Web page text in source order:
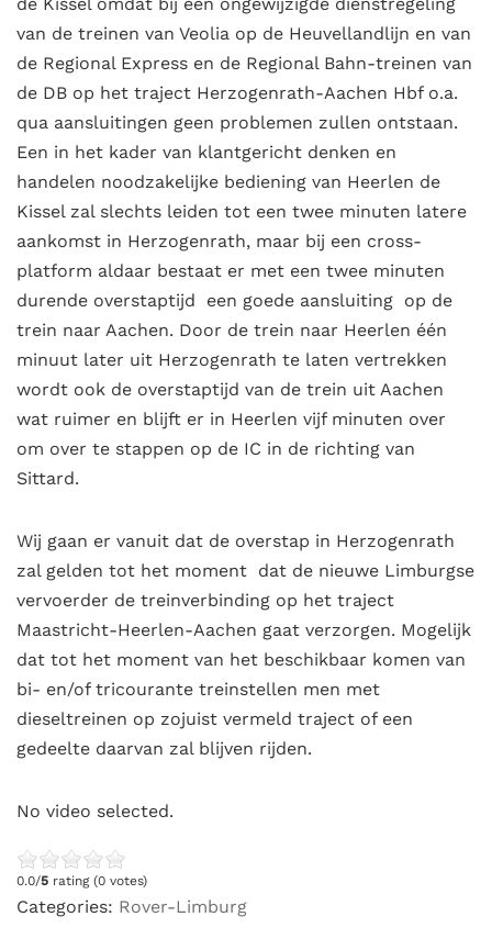
van de treinen van Veolia op de Heuvellandlijn en van
de Regional Express en de Regional Bahn-treinen van
de DB op het traject Herzogenrath-Aachen Hbf o.a.
qua aansluitingen geen problemen zullen ontstaan.
Een in het kader van klantgericht denken en
handelen noodzakelijke bediening van Heerlen de
Kissel zal slechts leiden tot een twee minuten latere
aankomst in Herzogenrath, maar bij een cross-
platform aldaar bestaat er met een twee minuten
durende overstaptijd een goede aansluiting op de
trein naar Aachen. Door de trein naar Heerlen één
minuut later uit Herzogenrath te laten vertrekken
wordt ook de overstaptijd van de trein uit Aachen
wat ruimer en blijft er in Heerlen vijf minuten over
om over te stappen op de IC in de richting van
Sittard.
Wij gaan er vanuit dat de overstap in Herzogenrath
zal gelden tot het moment dat de nieuwe Limburgse
vervoerder de treinverbinding op het traject
Maastricht-Heerlen-Aachen gaat verzorgen. Mogelijk
dat tot het moment van het beschikbaar komen van
bi- en/of tricourante treinstellen men met
dieseltreinen op zojuist vermeld traject of een
gedeelte daarvan zal blijven rijden.
No video selected.
0.0/5 rating (0 votes)
Categories: Rover-Limburg